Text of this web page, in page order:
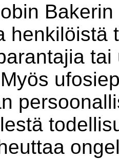
henkilöistä